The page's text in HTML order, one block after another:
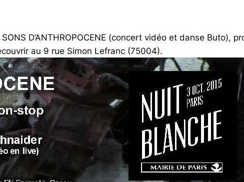
D’ANTHROPOCENE (concert vidéo et danse Buto),
au 9 rue Simon Lefranc (75004).